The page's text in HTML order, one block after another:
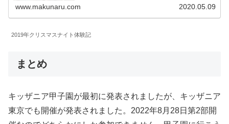
一日のスケジュール、参加しての感想を紹介します。
www.makunaru.com 2020.05.09
2019年クリスマスナイト体験記
まとめ
キッザニア甲子園が最初に発表されましたが、キッザニア
東京でも開催が発表されました。2022年8月28日第2部開